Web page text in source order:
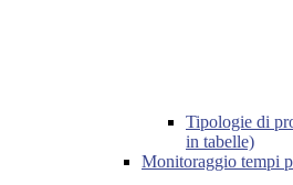
Tipologie di
in tabelle)
Monitoraggio tempi